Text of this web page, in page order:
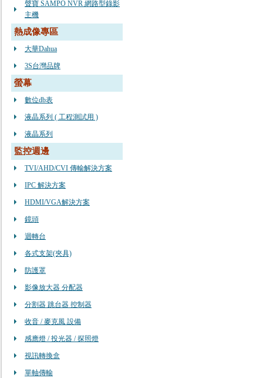
聲寶 SAMPO NVR 網路型錄影
主機
熱成像專區
大華Dahua
3S台灣品牌
螢幕
數位db表
液晶系列 ( 工程測試用 )
液晶系列
監控週邊
TVI/AHD/CVI 傳輸解決方案
IPC 解決方案
HDMI/VGA解決方案
鏡頭
迴轉台
各式支架(夾具)
防護罩
影像放大器 分配器
分割器 跳台器 控制器
收音 / 麥克風 設備
感應燈 / 投光器 / 探照燈
視訊轉換盒
單軸傳輸